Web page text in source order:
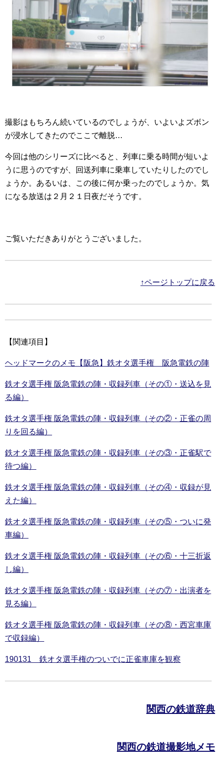
撮影はもちろん続いているのでしょうが、いよいよズボン
が浸水してきたのでここで離脱…
今回は他のシリーズに比べると、列車に乗る時間が短いよ
うに思うのですが、回送列車に乗車していたりしたのでし
ょうか。あるいは、この後に何か乗ったのでしょうか。気
になる放送は２月２１日夜だそうです。
ご覧いただきありがとうございました。
↑ページトップに戻る
【関連項目】
ヘッドマークのメモ【阪急】鉄オタ選手権 阪急電鉄の陣
鉄オタ選手権 阪急電鉄の陣・収録列車（その①・送込を見
る編）
鉄オタ選手権 阪急電鉄の陣・収録列車（その②・正雀の周
りを回る編）
鉄オタ選手権 阪急電鉄の陣・収録列車（その③・正雀駅で
待つ編）
鉄オタ選手権 阪急電鉄の陣・収録列車（その④・収録が見
えた編）
鉄オタ選手権 阪急電鉄の陣・収録列車（その⑤・ついに発
車編）
鉄オタ選手権 阪急電鉄の陣・収録列車（その⑥・十三折返
し編）
鉄オタ選手権 阪急電鉄の陣・収録列車（その⑦・出演者を
見る編）
鉄オタ選手権 阪急電鉄の陣・収録列車（その⑧・西宮車庫
で収録編）
190131 鉄オタ選手権のついでに正雀車庫を観察
関西の鉄道辞典
関西の鉄道撮影地メモ